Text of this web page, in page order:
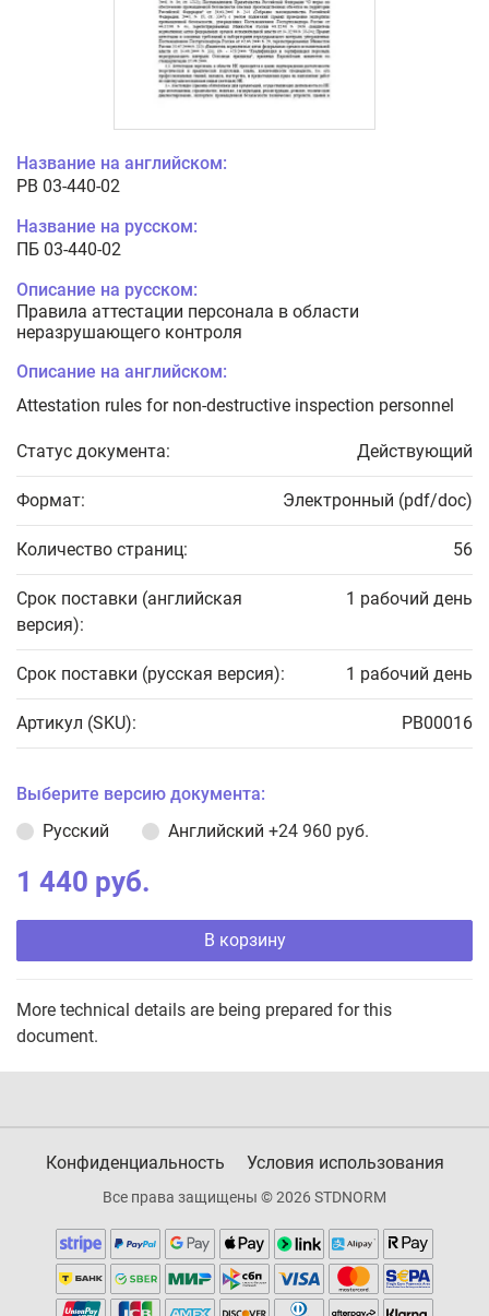
Название на английском:
PB 03-440-02
Название на русском:
ПБ 03-440-02
Описание на русском:
Правила аттестации персонала в области
неразрушающего контроля
Описание на английском:
Attestation rules for non-destructive inspection personnel
Статус документа: Действующий
Формат: Электронный (pdf/doc)
Количество страниц: 56
Срок поставки (английская
версия):
1 рабочий день
Срок поставки (русская версия): 1 рабочий день
Артикул (SKU): PB00016
Выберите версию документа:
Русский
Английский +24 960 руб.
1 440 руб.
В корзину
More technical details are being prepared for this
document.
Конфиденциальность Условия использования
Все права защищены © 2026 STDNORM